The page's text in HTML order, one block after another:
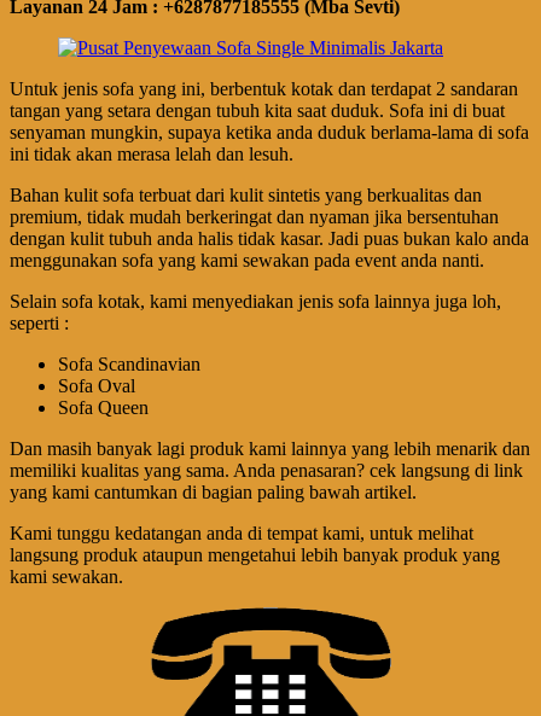
Layanan 24 Jam : +6287877185555 (Mba Sevti)
Untuk jenis sofa yang ini, berbentuk kotak dan terdapat 2 sandaran
tangan yang setara dengan tubuh kita saat duduk. Sofa ini di buat
senyaman mungkin, supaya ketika anda duduk berlama-lama di sofa
ini tidak akan merasa lelah dan lesuh.
Bahan kulit sofa terbuat dari kulit sintetis yang berkualitas dan
premium, tidak mudah berkeringat dan nyaman jika bersentuhan
dengan kulit tubuh anda halis tidak kasar. Jadi puas bukan kalo anda
menggunakan sofa yang kami sewakan pada event anda nanti.
Selain sofa kotak, kami menyediakan jenis sofa lainnya juga loh,
seperti :
Sofa Scandinavian
Sofa Oval
Sofa Queen
Dan masih banyak lagi produk kami lainnya yang lebih menarik dan
memiliki kualitas yang sama. Anda penasaran? cek langsung di link
yang kami cantumkan di bagian paling bawah artikel.
Kami tunggu kedatangan anda di tempat kami, untuk melihat
langsung produk ataupun mengetahui lebih banyak produk yang
kami sewakan.